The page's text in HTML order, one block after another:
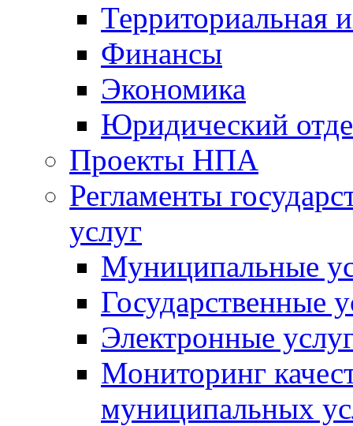
Территориальная
Финансы
Экономика
Юридический
Проекты НПА
Регламенты
услуг
Муниципальные
Государственные
Электронные
Мониторинг
муниципальных